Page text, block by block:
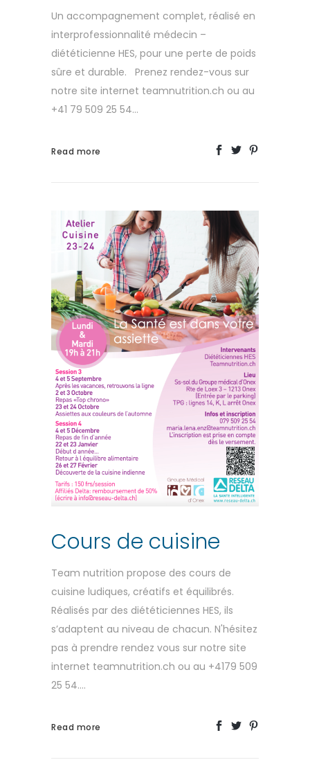
Un accompagnement complet, réalisé en
interprofessionnalité médecin –
diététicienne HES, pour une perte de poids
sûre et durable. Prenez rendez-vous sur
notre site internet teamnutrition.ch ou au
+41 79 509 25 54...
Read more
Cours de cuisine
Team nutrition propose des cours de
cuisine ludiques, créatifs et équilibrés.
Réalisés par des diététiciennes HES, ils
s’adaptent au niveau de chacun. N'hésitez
pas à prendre rendez vous sur notre site
internet teamnutrition.ch ou au +4179 509
25 54....
Read more